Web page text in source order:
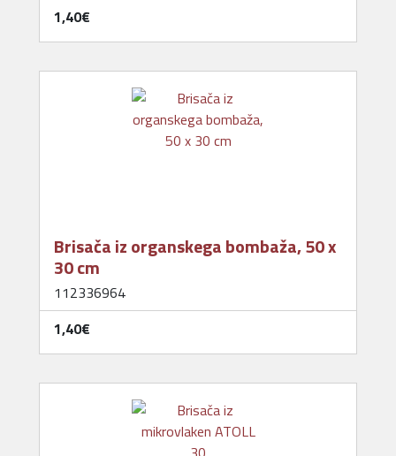
1,40‎€
Brisača iz organskega bombaža, 50 x
30 cm
112336964
1,40‎€